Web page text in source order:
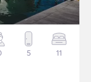
5 11